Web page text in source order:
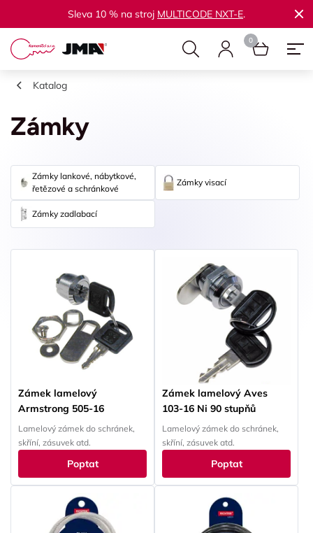
Sleva 10 % na stroj MULTICODE NXT-E.
Katalog
Zámky
Zámky lankové, nábytkové,
řetězové a schránkové
Zámky visací
Zámky zadlabací
Zámek lamelový
Armstrong 505-16
Lamelový zámek do schránek,
skříní, zásuvek atd.
Poptat
Zámek lamelový Aves
103-16 Ni 90 stupňů
Lamelový zámek do schránek,
skříní, zásuvek atd.
Poptat